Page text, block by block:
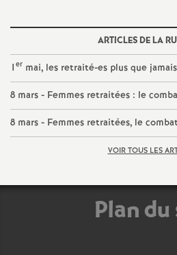
ARTICLES DE LA
1er mai, les retraité-es plus que
8 mars - Femmes retraitées : le
8 mars - Femmes retraitées, le
VOIR TOUS LES
Plan